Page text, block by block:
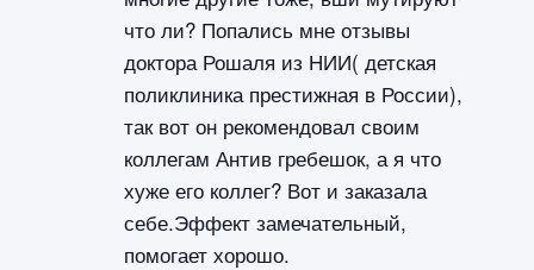
что ли? Попались мне отзывы
доктора Рошаля из НИИ( детская
поликлиника престижная в России),
так вот он рекомендовал своим
коллегам Антив гребешок, а я что
хуже его коллег? Вот и заказала
себе.Эффект замечательный,
помогает хорошо.